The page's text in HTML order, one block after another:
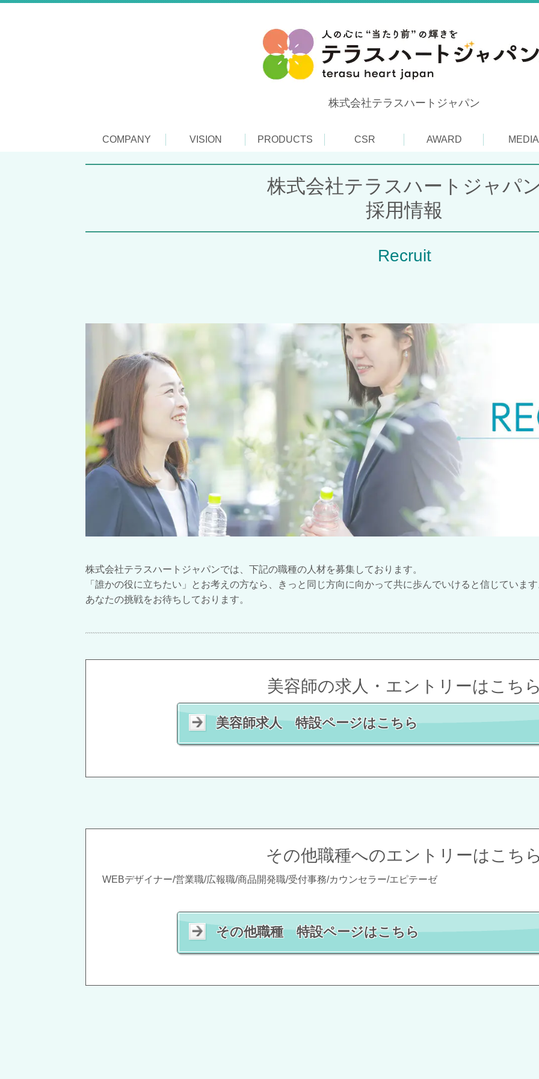
株式会社テラスハートジャパン
COMPANY VISION PRODUCTS CSR AWARD MEDIA
株式会社テラスハートジャパ
採用情報
Recruit
株式会社テラスハートジャパンでは、下記の職種の人材を募集しております。
「誰かの役に立ちたい」とお考えの方なら、きっと同じ方向に向かって共に歩んでいけると信じていま
あなたの挑戦をお待ちしております。
美容師の求人・エントリーはこち
美容師求人 特設ページはこちら
その他職種へのエントリーはこち
WEBデザイナー/営業職/広報職/商品開発職/受付事務/カウンセラー/エピテーゼ
その他職種 特設ページはこちら